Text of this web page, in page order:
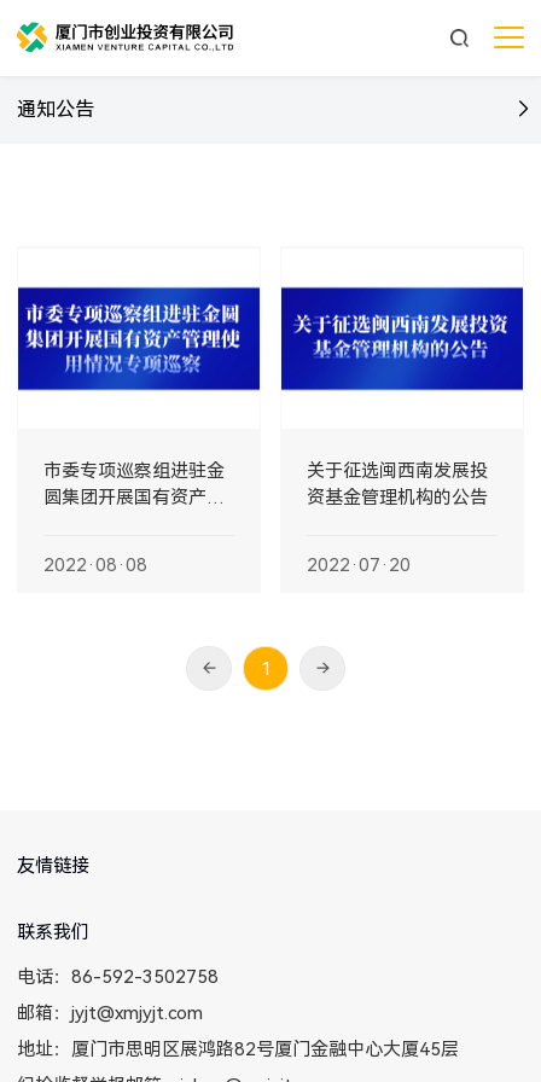
通知公告
市委专项巡察组进驻金
圆集团开展国有资产管
2022·08·08
关于征选闽西南发展投
资基金管理机构的公告
2022·07·20
1
友情链接
联系我们
电话：86-592-3502758
邮箱：jyjt@xmjyjt.com
地址：厦门市思明区展鸿路82号厦门金融中心大厦45层